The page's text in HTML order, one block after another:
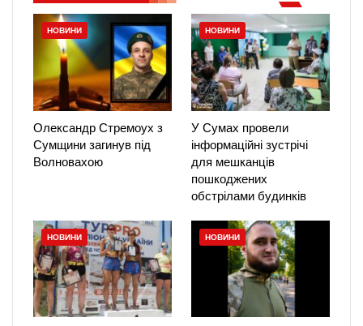
НОВИНИ
Олександр Стремоух з
Сумщини загинув під
Волновахою
НОВИНИ
У Сумах провели
інформаційні зустрічі
для мешканців
пошкоджених
обстрілами будинків
НОВИНИ НОВИНИ